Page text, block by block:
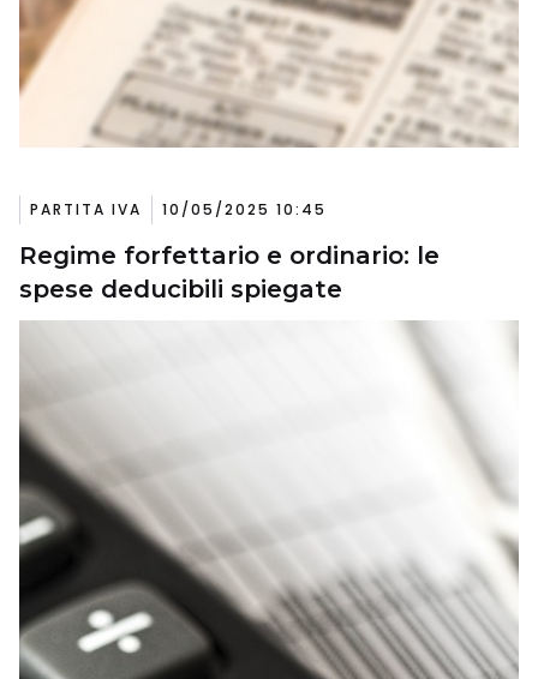
PARTITA IVA 10/05/2025 10:45
Regime forfettario e ordinario: le
spese deducibili spiegate